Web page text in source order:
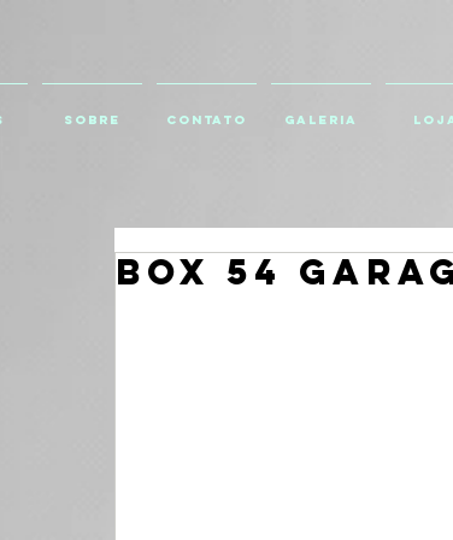
SOBRE CONTATO GALERIA
BOX 54